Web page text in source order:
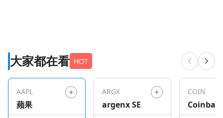
大家都在看 HOT
AAPL
蘋果
ARGX
argenx SE
COIN